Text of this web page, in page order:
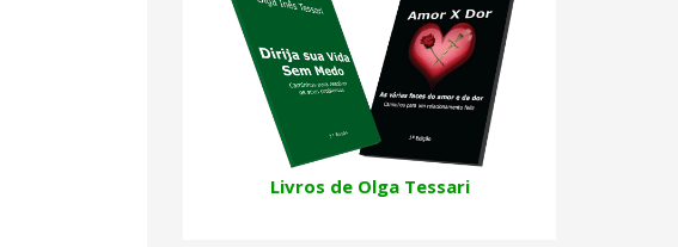
Livros de Olga Tessari